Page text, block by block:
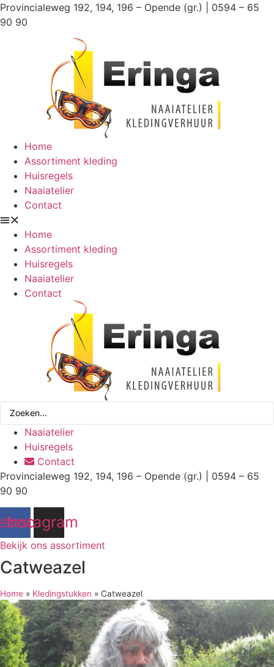
Ga
naar
Provincialeweg 192, 194, 196 – Opende (gr.) | 0594 – 65
90 90
Home
Assortiment kleding
Huisregels
Naaiatelier
Contact
Home
Assortiment kleding
Huisregels
Naaiatelier
Contact
Search
Naaiatelier
Huisregels
Contact
Provincialeweg 192, 194, 196 – Opende (gr.) | 0594 – 65
90 90
Instagram
Bekijk ons assortiment
Catweazel
Home » Kledingstukken » Catweazel